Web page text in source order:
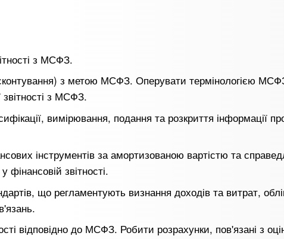
з МСФЗ.
з метою МСФЗ. Оперувати термінологією
звітності з МСФЗ.
вимірювання, подання та розкриття інформації
інструментів за амортизованою вартістю та
фінансовій звітності.
що регламентують визнання доходів та витрат,
відповідно до МСФЗ. Робити розрахунки, пов'язані з